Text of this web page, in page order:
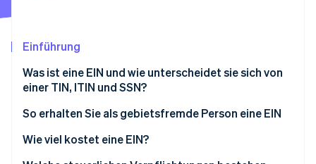
CO₂-Entnahme
Identity
Online-Identitätsprüfung
Einführung
Was ist eine EIN und wie unterscheidet sie sich von
einer TIN, ITIN und SSN?
So erhalten Sie als gebietsfremde Person eine EIN
Bestimmen Sie Ihre Berechtigung und
Wie viel kostet eine EIN?